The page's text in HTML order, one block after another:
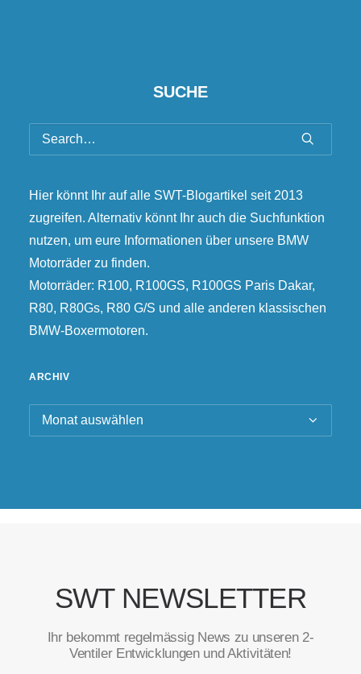
SUCHE
Hier könnt Ihr auf alle SWT-Blogartikel seit 2013
zugreifen. Alternativ könnt Ihr auch die Suchfunktion
nutzen, um eure Informationen über unsere BMW
Motorräder zu finden.
Motorräder: R100, R100GS, R100GS Paris Dakar,
R80, R80Gs, R80 G/S und alle anderen klassischen
BMW-Boxermotoren.
ARCHIV
Archiv
SWT NEWSLETTER
Ihr bekommt regelmässig News zu unseren 2-
Ventiler Entwicklungen und Aktivitäten!